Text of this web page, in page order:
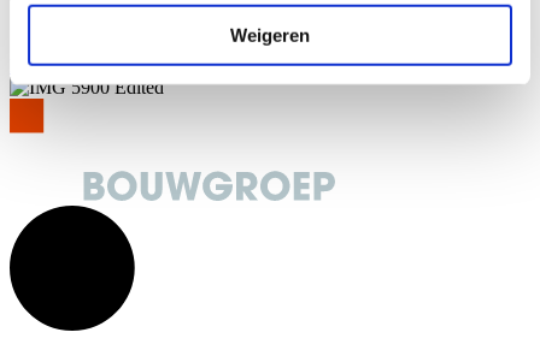
Weigeren
Samen maken wij de hoogste bouwambities waar!
Kennis maken?